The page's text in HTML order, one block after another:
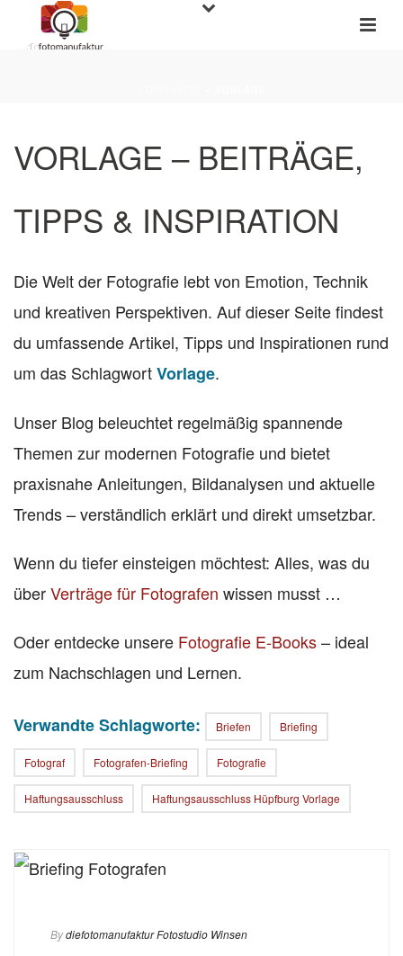
VORLAGE – BEITRÄGE,
TIPPS & INSPIRATION
Die Welt der Fotografie lebt von Emotion, Technik
und kreativen Perspektiven. Auf dieser Seite findest
du umfassende Artikel, Tipps und Inspirationen rund
um das SchlagwortVorlage.
Unser Blog beleuchtet regelmäßig spannende
Themen zur modernen Fotografie und bietet
praxisnahe Anleitungen, Bildanalysen und aktuelle
Trends – verständlich erklärt und direkt umsetzbar.
Wenn du tiefer einsteigen möchtest: Alles, was du
überVerträge für Fotografen wissen musst …
Oder entdecke unsere Fotografie E-Books– ideal
zum Nachschlagen und Lernen.
Verwandte Schlagworte: Briefen Briefing
Fotograf Fotografen-Briefing Fotografie
Haftungsausschluss Haftungsausschluss Hüpfburg Vorlage
Bydiefotomanufaktur Fotostudio Winsen